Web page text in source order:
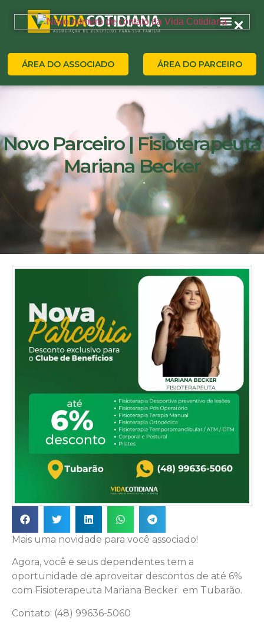
ÁREA DO ASSOCIADO ÁREA DO PARCEIRO
Novo Parceiro | Fisioterapeuta
Mariana Becker
Mais uma novidade para você associado!
Agora, você e seus dependentes tem a
oportunidade de aproveitar descontos de até 6%
com Fisioterapeuta Mariana Becker em Tubarão.
Contato: (48) 99636-5060